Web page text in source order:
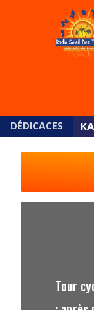
DÉDICACES
Tour